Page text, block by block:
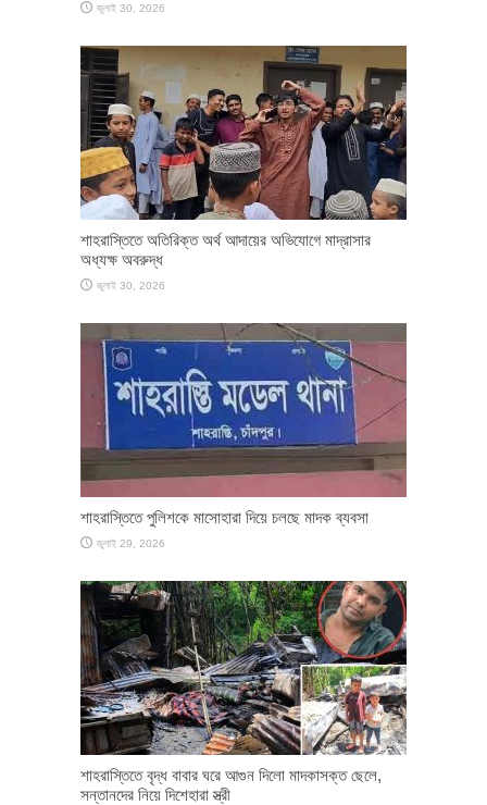
জুলাই 30, 2026
শাহরাস্তিতে অতিরিক্ত অর্থ আদায়ের অভিযোগে মাদ্রাসার
অধ্যক্ষ অবরুদ্ধ
জুলাই 30, 2026
শাহরাস্তিতে পুলিশকে মাসোহারা দিয়ে চলছে মাদক ব্যবসা
জুলাই 29, 2026
শাহরাস্তিতে বৃদ্ধ বাবার ঘরে আগুন দিলো মাদকাসক্ত ছেলে,
সন্তানদের নিয়ে দিশেহারা স্ত্রী